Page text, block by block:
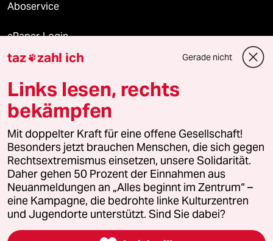
Aboservice
ePaper Login
Downloads für Abonnierende
© 2026 taz Verlags und Vertriebs GmbH
Alle Rechte vorbehalten. Bei rechtlichen Fragen oder für Genehmigungen
wenden Sie sich bitte an
lizenzen@taz.de
Feedback Redaktionsstatut Kommune-Richtlinien
Leitlinie Informant Datenschutz Impressum AGB
taz zahl ich Gerade nicht
Links lesen, rechts
bekämpfen
Mit doppelter Kraft für eine offene Gesellschaft!
Besonders jetzt brauchen Menschen, die sich gegen
Rechtsextremismus einsetzen, unsere Solidarität.
Daher gehen 50 Prozent der Einnahmen aus
Neuanmeldungen an „Alles beginnt im Zentrum“ –
eine Kampagne, die bedrohte linke Kulturzentren
und Jugendorte unterstützt. Sind Sie dabei?